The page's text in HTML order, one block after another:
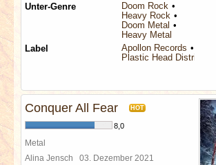
Unter-Genre
Doom Rock
Heavy Rock
Doom Metal
Heavy Metal
Label
Apollon Records
Plastic Head Distribution
Conquer All Fear HOT
8,0
Metal
Alina Jensch 03. Dezember 2021